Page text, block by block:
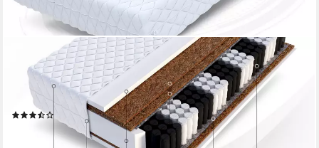
Taschenfederkernmatratze SUPER HART Matratze 90x200,
140x200, 180x200 cm & weitere Größen, 23 cm hoch,
(Allergiker geeignet)
ab 205,00 €
lieferbar - in 2-3 Werktagen bei dir